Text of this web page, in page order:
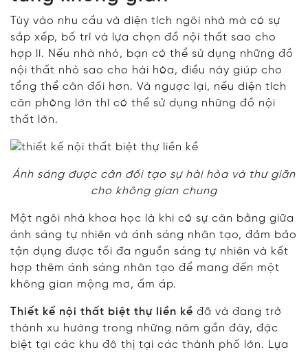
Tùy vào nhu cầu và diện tích ngôi nhà mà có sự
sắp xếp, bố trí và lựa chọn đồ nội thất sao cho
hợp lí. Nếu nhà nhỏ, bạn có thể sử dụng những đồ
nội thất nhỏ sao cho hài hòa, điều này giúp cho
tổng thể cân đối hơn. Và ngược lại, nếu diện tích
căn phòng lớn thì có thể sử dụng những đồ nội
thất lớn.
Ánh sáng được cân đối tạo sự hài hòa và thư giãn
cho không gian chung
Một ngôi nhà khoa học là khi có sự cân bằng giữa
ánh sáng tự nhiên và ánh sáng nhân tạo, đảm bảo
tận dụng được tối đa nguồn sáng tự nhiên và kết
hợp thêm ánh sáng nhân tạo để mang đến một
không gian mộng mơ, ấm áp.
Thiết kế nội thất biệt thự liền kề đã và đang trở
thành xu hướng trong những năm gần đây, đặc
biệt tại các khu đô thị tại các thành phố lớn. Lựa